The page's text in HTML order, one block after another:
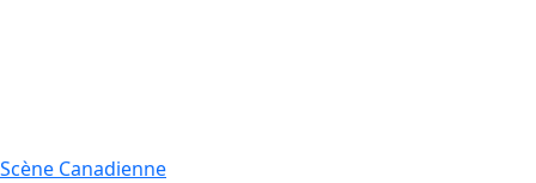
Scène Canadienne